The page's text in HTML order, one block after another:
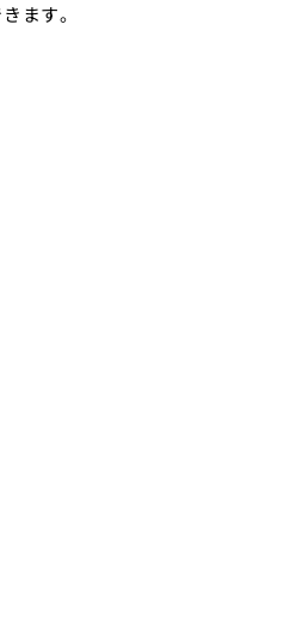
ます。